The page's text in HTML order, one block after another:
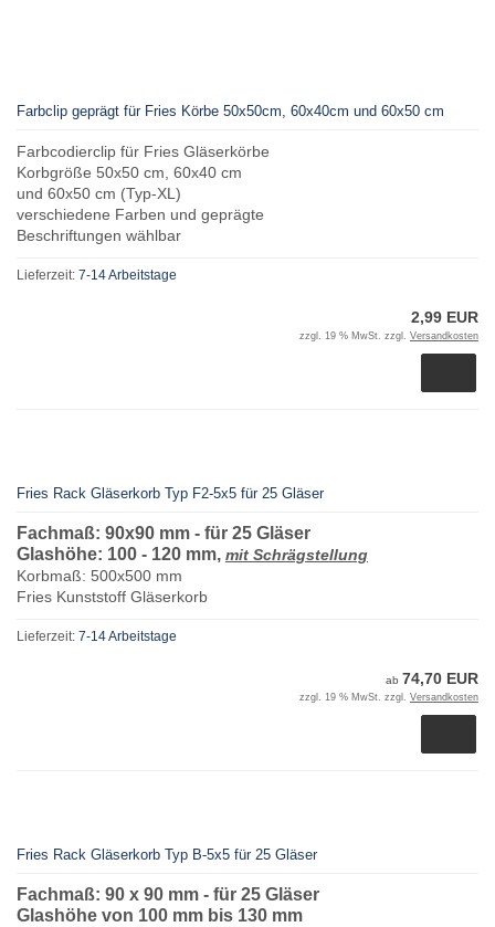
Farbclip geprägt für Fries Körbe 50x50cm, 60x40cm und 60x50 cm
Farbcodierclip für Fries Gläserkörbe
Korbgröße 50x50 cm, 60x40 cm
und 60x50 cm (Typ-XL)
verschiedene Farben und geprägte
Beschriftungen wählbar
Lieferzeit: 7-14 Arbeitstage
2,99 EUR
zzgl. 19 % MwSt. zzgl. Versandkosten
Fries Rack Gläserkorb Typ F2-5x5 für 25 Gläser
Fachmaß: 90x90 mm - für 25 Gläser
Glashöhe: 100 - 120 mm, mit Schrägstellung
Korbmaß: 500x500 mm
Fries Kunststoff Gläserkorb
Lieferzeit: 7-14 Arbeitstage
ab 74,70 EUR
zzgl. 19 % MwSt. zzgl. Versandkosten
Fries Rack Gläserkorb Typ B-5x5 für 25 Gläser
Fachmaß: 90 x 90 mm - für 25 Gläser
Glashöhe von 100 mm bis 130 mm